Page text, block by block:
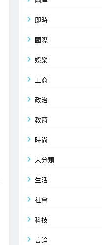
即時
國際
娛樂
工商
政治
教育
時尚
未分類
生活
社會
科技
言論